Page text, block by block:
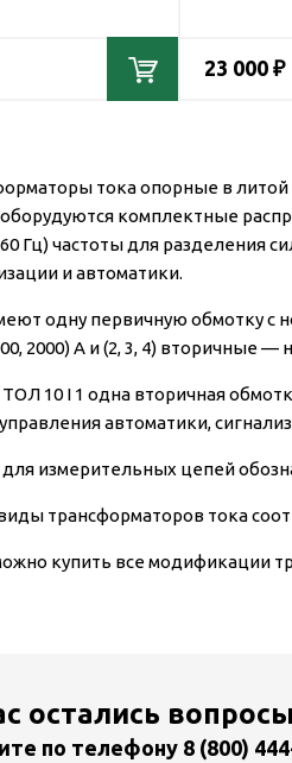
23 000 ₽
тока опорные в литой
комплектные
Гц) частоты для разделения
и автоматики.
одну первичную обмотку с
2000) А и (2, 3, 4) вторичные —
10 I 1 одна вторичная
автоматики,
для измерительных цепей
трансформаторов тока
купить все модификации
остались
по телефону 8 (800)